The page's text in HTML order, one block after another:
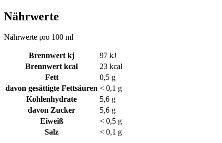
Nährwerte
Nährwerte pro 100 ml
Brennwert kj 97 kJ
Brennwert kcal
23 kcal
Fett
0,5 g
davon gesättigte Fettsäuren < 0,1 g
Kohlenhydrate
5,6 g
davon Zucker 5,6 g
Eiweiß
< 0,5 g
Salz
< 0,1 g